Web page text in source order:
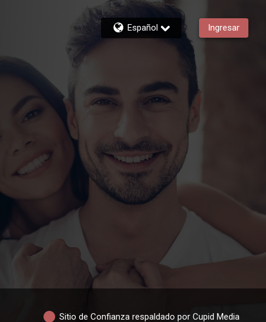
Español Ingresar
Sitio de Confianza respaldado por Cupid Media